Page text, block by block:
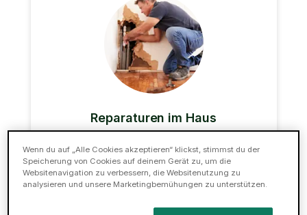
Reparaturen im Haus
deiner Reparaturen im Haus erledigen.
Jetzt buchen
Wenn du auf „Alle Cookies akzeptieren“ klickst, stimmst du der
Speicherung von Cookies auf deinem Gerät zu, um die
Websitenavigation zu verbessern, die Websitenutzung zu
analysieren und unsere Marketingbemühungen zu unterstützen.